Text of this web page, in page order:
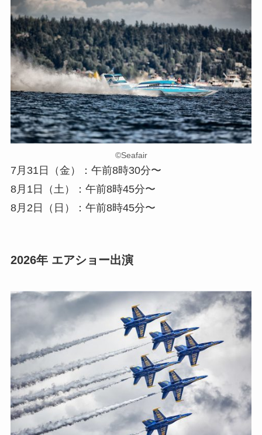
©︎Seafair
7月31日（金）：午前8時30分〜
8月1日（土）：午前8時45分〜
8月2日（日）：午前8時45分〜
2026年 エアショー出演